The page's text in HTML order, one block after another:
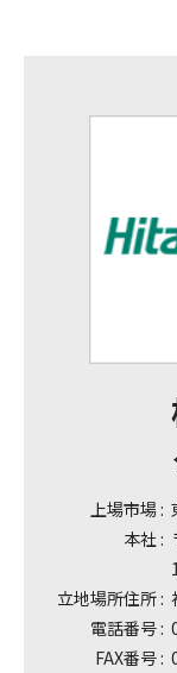
上場市場 :
本社 :
1
立地場所住所 :
電話番号 :
FAX番号 :